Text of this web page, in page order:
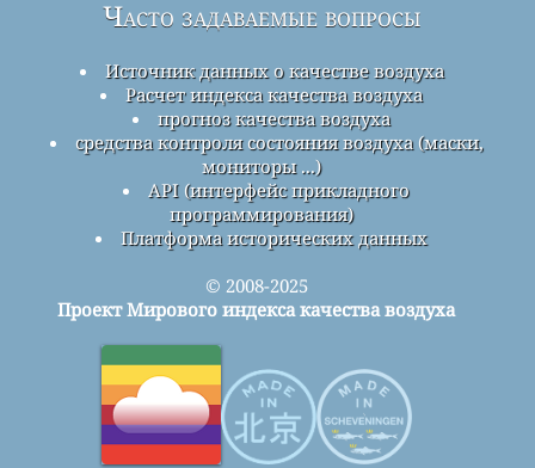
Часто задаваемые вопросы
Источник данных о качестве воздуха
Расчет индекса качества воздуха
прогноз качества воздуха
средства контроля состояния воздуха (маски,
мониторы ...)
API (интерфейс прикладного
программирования)
Платформа исторических данных
© 2008-2025
Проект Мирового индекса качества воздуха